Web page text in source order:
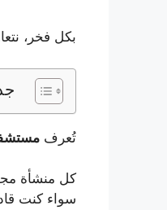
بكل فخر،
تُعرف
كل منشأة
سواء كنت